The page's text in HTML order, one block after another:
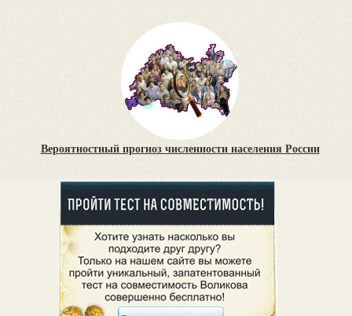
Вероятностный прогноз численности населения России